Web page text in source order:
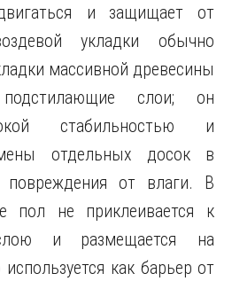
и защищает от
укладки обычно
массивной древесины
слои; он
стабильностью и
отдельных досок в
повреждения от влаги. В
пол не приклеивается к
и размещается на
как барьер от